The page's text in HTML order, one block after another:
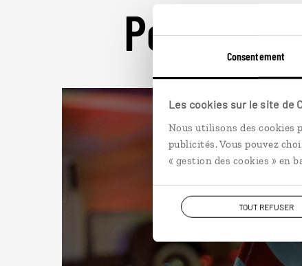
Consentement
Les cookies sur le site de
Nous utilisons des cookies
publicités. Vous pouvez
« gestion des cookies » en
TOUT REFUSER
Pour